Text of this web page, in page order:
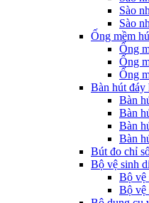
Sào
Sào
Ống mềm
Ống
Ống
Ống
Bàn hút đáy
Bàn
Bàn
Bàn
Bàn
Bút đo chỉ
Bộ vệ sinh
Bộ vệ
Bộ vệ